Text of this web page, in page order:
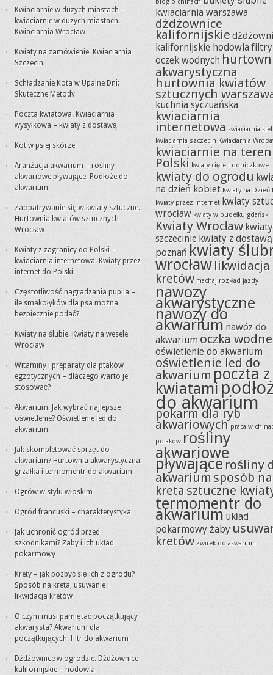
Kwiaciarnie w dużych miastach –
kwiaciarnie w dużych miastach.
Kwiaciarnia Wrocław
Kwiaty na zamówienie. Kwiaciarnia
Szczecin
Schładzanie Kota w Upalne Dni:
Skuteczne Metody
Poczta kwiatowa. Kwiaciarnia
wysyłkowa – kwiaty z dostawą
Kot w psiej skórze
Aranżacja akwarium – rośliny
akwariowe pływające. Podłoże do
akwarium
Zaopatrywanie się w kwiaty sztuczne.
Hurtownia kwiatów sztucznych
Wrocław
Kwiaty z zagranicy do Polski –
kwiaciarnia internetowa. Kwiaty przez
internet do Polski
Częstotliwość nagradzania pupila –
ile smakołyków dla psa można
bezpiecznie podać?
Kwiaty na ślubie. Kwiaty na wesele
Wrocław
Witaminy i preparaty dla ptaków
egzotycznych – dlaczego warto je
stosować?
Akwarium. Jak wybrać najlepsze
oświetlenie? Oświetlenie led do
akwarium
Jak skompletować sprzęt do
akwarium? Hurtownia akwarystyczna:
grzałka i termomentr do akwarium
Ogrów w stylu włoskim
Ogród francuski – charakterystyka
Jak uchronić ogród przed
szkodnikami? Żaby i ich układ
pokarmowy
Krety – jak pozbyć się ich z ogrodu?
Sposób na kreta, usuwanie i
likwidacja kretów
O czym musi pamiętać początkujący
akwarysta? Akwarium dla
początkujących: filtr do akwarium
Dżdżownice w ogrodzie. Dżdżownice
kalifornijskie – hodowla
kwiaciarnia warszawa
dżdżownice
kalifornijskie
kalifornijskie hodowla filtry
oczek wodnych
akwarystyczna
hurtownia kwiatów
sztucznych
kuchnia syczuańska
kwiaciarnia
internetowa kwiaciarnia
kwiaciarnia szczecin Kwiaciarnia
kwiaciarnie na
Polski kwiaty cięte i doniczkowe
kwiaty do ogrodu
na dzień kobiet Kwiaty na Dzień
kwiaty przez internet kwiaty
wrocław kwiaty w pudełku gdańsk
Kwiaty Wrocław
szczecinie kwiaty z dostawą
poznań kwiaty
wrocław likwidacja
kretów machaj rozkład jazdy
nawozy
akwarystyczne
nawozy do
akwarium nawóz do
akwarium oczka wodne
oświetlenie do akwarium
oświetlenie led do
akwarium poczta z
kwiatami
do akwarium
pokarm dla ryb
akwariowych praca w
polaków rośliny
akwariowe
pływające rośliny
akwarium sposób na
kreta sztuczne
termomentr do
akwarium układ
pokarmowy żaby
kretów żwirek do akwarium